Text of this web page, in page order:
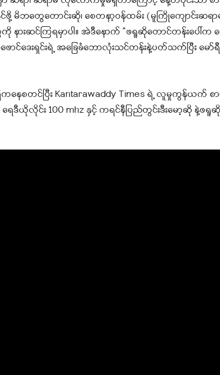
ဖို့မိဘတွေတောင်းဆို၊ စေတနာ့ဝန်ထမ်း (မူကြိုကျောင်းဆ
းဆင်ကြရမှာပါ။ အဲဒီနောက် “ဖရူဆိုတောင်တန်းပေါ်က က
ောင်ဒေးရှင်းရဲ့ အခြေခံဘောလုံးသင်တန်းနဲ့ပတ်သက်ပြီး မ
နေစတင်ပြီး Kantarawaddy Times ရဲ့ လူမှုကွန်ယက်
ဒီယိုလိုင်း 100 mhz နှင့် ကရင်နီပြည်တွင်းဒီးမော့ဆို နဲ့ဖရူ